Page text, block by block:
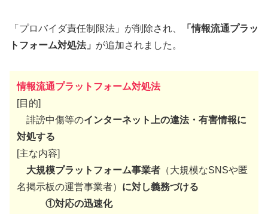
「プロバイダ責任制限法」が削除され、
「情報流通プラッ
トフォーム対処法」 が追加されました。
情報流通プラットフォーム対処法
[目的]
誹謗中傷等のインターネット上の違法・有害情報に
対処する
[主な内容]
大規模プラットフォーム事業者 （大規模なSNSや匿
名掲示板の運営事業者） に対し義務づける
①対応の迅速化